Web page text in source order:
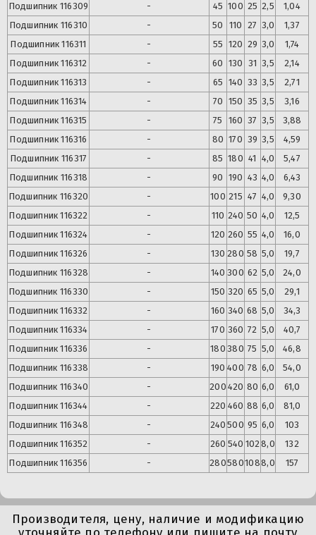
Подшипник 116309 - 45 100 25 2,5
1,04
Подшипник 116310 - 50 110 27 3,0
1,37
Подшипник 116311 - 55 120 29 3,0
1,74
Подшипник 116312 - 60 130 31 3,5
2,14
Подшипник 116313 - 65 140 33 3,5
2,71
Подшипник 116314 - 70 150 35 3,5
3,16
Подшипник 116315 - 75 160 37 3,5
3,88
Подшипник 116316 - 80 170 39 3,5
4,59
Подшипник 116317 - 85 180 41 4,0
5,47
Подшипник 116318 - 90 190 43 4,0
6,43
Подшипник 116320 - 100 215 47 4,0
9,30
Подшипник 116322 - 110 240 50 4,0
12,5
Подшипник 116324 - 120 260 55 4,0
16,0
Подшипник 116326 - 130 280 58 5,0
19,7
Подшипник 116328 - 140 300 62 5,0
24,0
Подшипник 116330 - 150 320 65 5,0
29,1
Подшипник 116332 - 160 340 68 5,0
34,3
Подшипник 116334 - 170 360 72 5,0
40,7
Подшипник 116336 - 180 380 75 5,0
46,8
Подшипник 116338 - 190 400 78 6,0
54,0
Подшипник 116340 - 200 420 80 6,0
61,0
Подшипник 116344 - 220 460 88 6,0
81,0
Подшипник 116348 - 240 500 95 6,0
103
Подшипник 116352 - 260 540 1028,0
132
Подшипник 116356 - 2805801088,0 157
Производителя, цену, наличие и модификацию